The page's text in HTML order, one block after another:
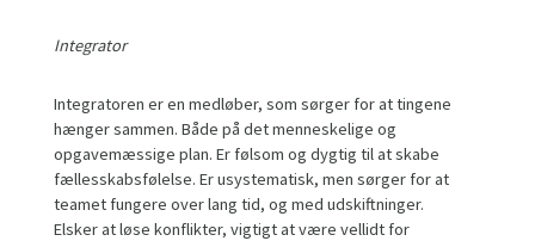
Integrator
Integratoren er en medløber, som sørger for at tingene
hænger sammen. Både på det menneskelige og
opgavemæssige plan. Er følsom og dygtig til at skabe
fællesskabsfølelse. Er usystematisk, men sørger for at
teamet fungere over lang tid, og med udskiftninger.
Elsker at løse konflikter, vigtigt at være vellidt for